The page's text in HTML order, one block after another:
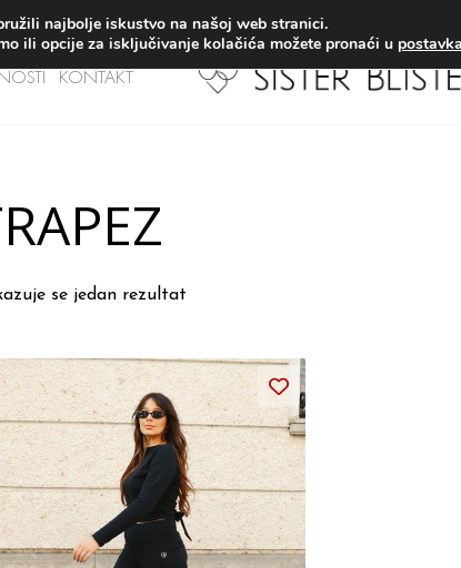
BESPLATNA DOSTAVA za narudžbe iznad 65€
KONTAKT
se jedan rezultat
najbolje iskustvo na našoj web stranici.
ili opcije za isključivanje kolačića možete pronaći u